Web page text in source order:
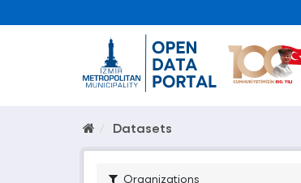
Datasets
Organizations